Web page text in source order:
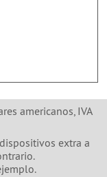
americanos, IVA
extra a